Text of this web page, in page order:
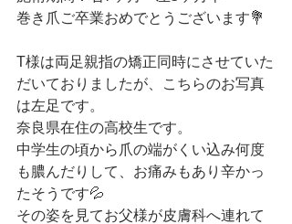
巻き爪ご卒業おめでとうございます💐
T様は両足親指の矯正同時にさせていた
だいておりましたが、こちらのお写真
は左足です。
奈良県在住の高校生です。
中学生の頃から爪の端がくい込み何度
も膿んだりして、お痛みもあり辛かっ
たそうです💦
その姿を見てお父様が皮膚科へ連れて